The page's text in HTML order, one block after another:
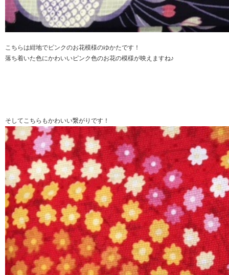
こちらは紺地でピンクのお花模様のゆかたです！
落ち着いた色にかわいいピンク色のお花の模様が映えますね♪
そしてこちらもかわいい繋がりです！